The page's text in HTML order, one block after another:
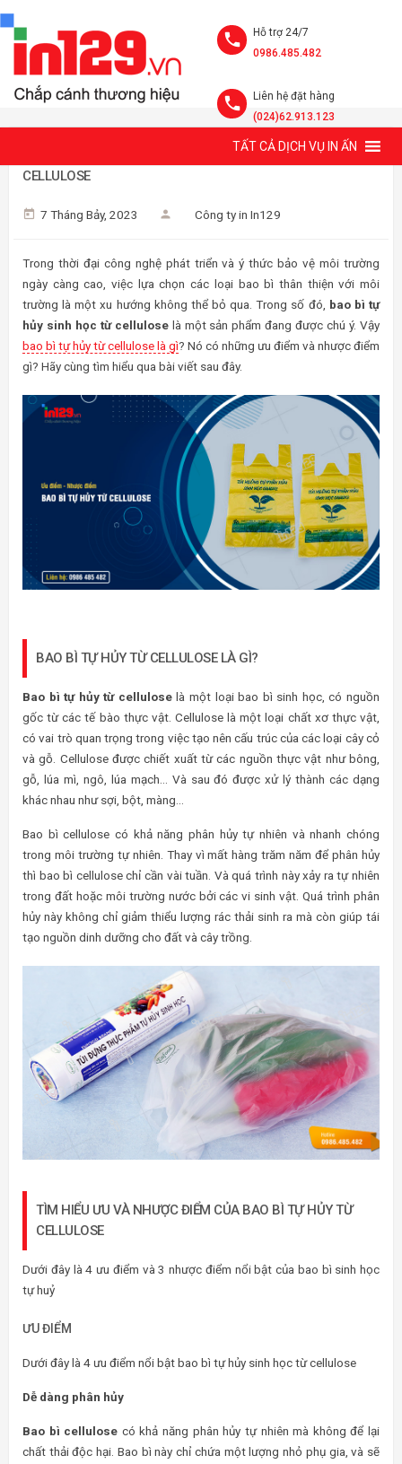
Hỗ trợ 24/7
0986.485.482
Liên hệ đặt hàng
(024)62.913.123
TẤT CẢ DỊCH VỤ IN ẤN
7 ƯU VÀ NHƯỢC ĐIỂM CỦA BAO BÌ TỰ HỦY SINH HỌC TỪ
CELLULOSE
7 Tháng Bảy, 2023 Công ty in In129
Trong thời đại công nghệ phát triển và ý thức bảo vệ môi trường
ngày càng cao, việc lựa chọn các loại bao bì thân thiện với môi
trường là một xu hướng không thể bỏ qua. Trong số đó, bao bì tự
hủy sinh học từ celluloselà một sản phẩm đang được chú ý. Vậy
bao bì tự hủy từ cellulose là gì? Nó có những ưu điểm và nhược điểm
gì? Hãy cùng tìm hiểu qua bài viết sau đây.
BAO BÌ TỰ HỦY TỪ CELLULOSE LÀ GÌ?
Bao bì tự hủy từ celluloselà một loại bao bì sinh học, có nguồn
gốc từ các tế bào thực vật. Cellulose là một loại chất xơ thực vật,
có vai trò quan trọng trong việc tạo nên cấu trúc của các loại cây cỏ
và gỗ. Cellulose được chiết xuất từ các nguồn thực vật như bông,
gỗ, lúa mì, ngô, lúa mạch… Và sau đó được xử lý thành các dạng
khác nhau như sợi, bột, màng…
Bao bì cellulose có khả năng phân hủy tự nhiên và nhanh chóng
trong môi trường tự nhiên. Thay vì mất hàng trăm năm để phân hủy
thì bao bì cellulose chỉ cần vài tuần. Và quá trình này xảy ra tự nhiên
trong đất hoặc môi trường nước bởi các vi sinh vật. Quá trình phân
hủy này không chỉ giảm thiểu lượng rác thải sinh ra mà còn giúp tái
tạo nguồn dinh dưỡng cho đất và cây trồng.
TÌM HIỂU ƯU VÀ NHƯỢC ĐIỂM CỦA BAO BÌ TỰ HỦY TỪ
CELLULOSE
Dưới đây là 4 ưu điểm và 3 nhược điểm nổi bật của bao bì sinh học
tự huỷ
ƯU ĐIỂM
Dưới đây là 4 ưu điểm nổi bật bao bì tự hủy sinh học từ cellulose
Dễ dàng phân hủy
Bao bì cellulose có khả năng phân hủy tự nhiên mà không để lại
chất thải độc hại. Bao bì này chỉ chứa một lượng nhỏ phụ gia, và sẽ